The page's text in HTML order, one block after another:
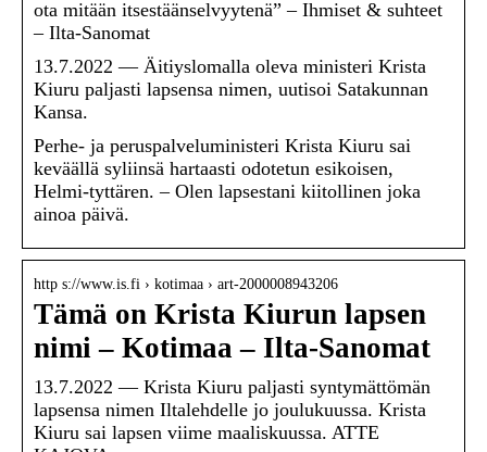
ota mitään itsestäänselvyytenä” – Ihmiset & suhteet
– Ilta-Sanomat
13.7.2022 — Äitiyslomalla oleva ministeri Krista
Kiuru paljasti lapsensa nimen, uutisoi Satakunnan
Kansa.
Perhe- ja peruspalveluministeri Krista Kiuru sai
keväällä syliinsä hartaasti odotetun esikoisen,
Helmi-tyttären. – Olen lapsestani kiitollinen joka
ainoa päivä.
http s://www.is.fi › kotimaa › art-2000008943206
Tämä on Krista Kiurun lapsen
nimi – Kotimaa – Ilta-Sanomat
13.7.2022 — Krista Kiuru paljasti syntymättömän
lapsensa nimen Iltalehdelle jo joulukuussa. Krista
Kiuru sai lapsen viime maaliskuussa. ATTE